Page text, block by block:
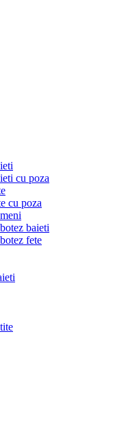
cu poza
cu poza
baieti
fete